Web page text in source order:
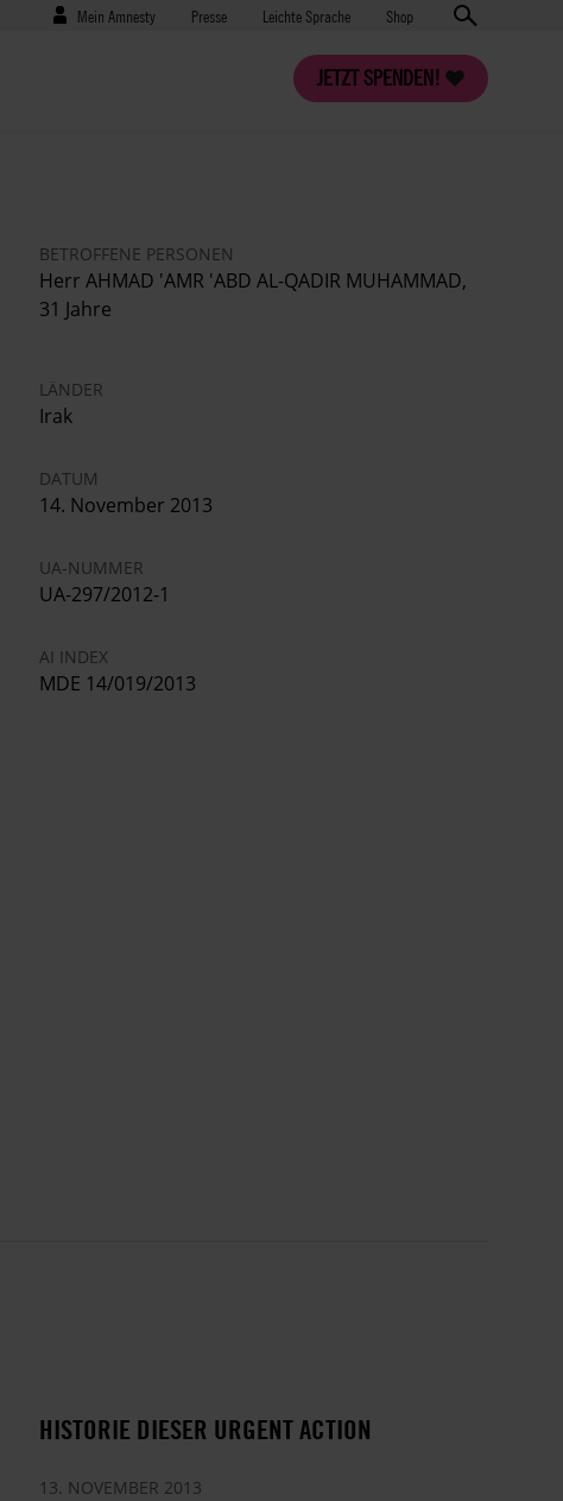
Benutzermenü
Mein Amnesty Presse
Presse Leichte Sprache Shop
JETZT SPENDEN!
BETROFFENE PERSONEN
Herr AHMAD 'AMR 'ABD AL-QADIR MUHAMMAD,
31 Jahre
LÄNDER
Irak
DATUM
14. November 2013
UA-NUMMER
UA-297/2012-1
AI INDEX
MDE 14/019/2013
HISTORIE DIESER URGENT ACTION
13. NOVEMBER 2013